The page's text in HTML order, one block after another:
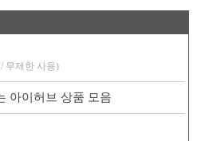
무제한 사용)
아이허브 상품 모음